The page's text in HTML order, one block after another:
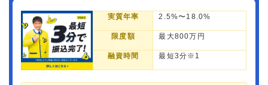
実質年率 2.5%〜18.0%
限度額 最大800万円
融資時間 最短3分※1